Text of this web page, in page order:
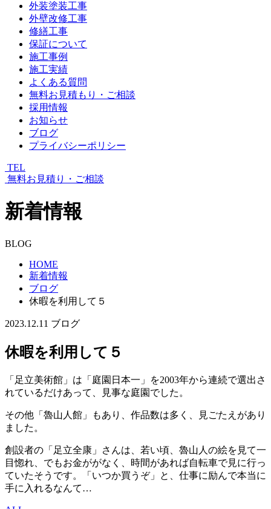
外装塗装工事
外壁改修工事
修繕工事
保証について
施工事例
施工実績
よくある質問
無料お見積もり・ご相談
採用情報
お知らせ
ブログ
プライバシーポリシー
TEL
無料お見積り・ご相談
新着情報
BLOG
HOME
新着情報
ブログ
休暇を利用して５
2023.12.11 ブログ
休暇を利用して５
「足立美術館」は「庭園日本一」を2003年から連続で選出さ
れているだけあって、見事な庭園でした。
その他「魯山人館」もあり、作品数は多く、見ごたえがあり
ました。
創設者の「足立全康」さんは、若い頃、魯山人の絵を見て一
目惚れ、でもお金ががなく、時間があれば自転車で見に行っ
ていたそうです。「いつか買うぞ」と、仕事に励んで本当に
手に入れるなんて…